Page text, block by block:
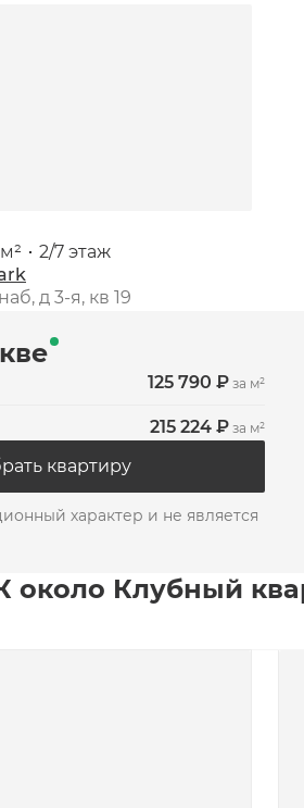
2/7 этаж
д 3-я, кв 19
125 790 ₽ за м²
215 224 ₽ за м²
квартиру
характер и не является
Клубный